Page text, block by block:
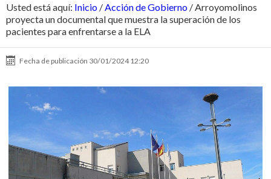
Usted está aquí: Inicio /Acción de Gobierno /Arroyomolinos
proyecta un documental que muestra la superación de los
pacientes para enfrentarse a la ELA
Fecha de publicación 30/01/2024 12:20